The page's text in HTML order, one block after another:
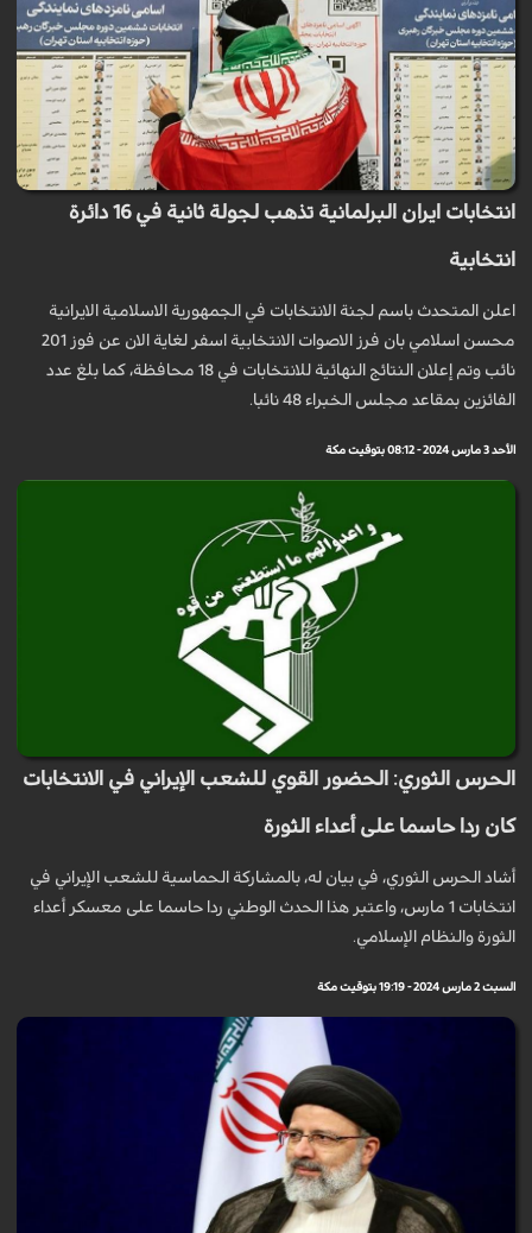
انتخابات ايران البرلمانية تذهب لجولة ثانية في 16 دائرة
انتخابية
اعلن المتحدث باسم لجنة الانتخابات في الجمهورية الاسلامية الايرانية
محسن اسلامي بان فرز الاصوات الانتخابية اسفر لغاية الان عن فوز 201
نائب وتم إعلان النتائج النهائية للانتخابات في 18 محافظة، كما بلغ عدد
الفائزين بمقاعد مجلس الخبراء 48 نائبا.
الأحد 3 مارس 2024 - 08:12 بتوقيت مكة
الحرس الثوري: الحضور القوي للشعب الإيراني في الانتخابات
كان ردا حاسما على أعداء الثورة
أشاد الحرس الثوري، في بيان له، بالمشاركة الحماسية للشعب الإيراني في
انتخابات 1 مارس، واعتبر هذا الحدث الوطني ردا حاسما على معسكر أعداء
الثورة والنظام الإسلامي.
السبت 2 مارس 2024 - 19:19 بتوقيت مكة